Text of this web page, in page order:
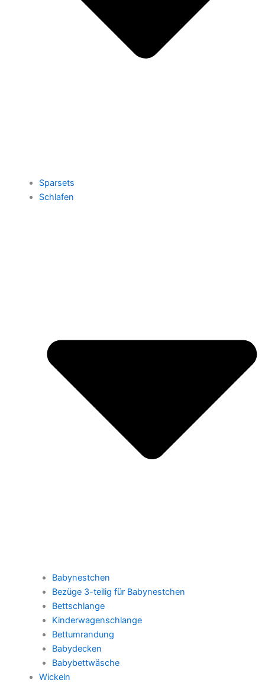
Sparsets
Schlafen
Babynestchen
Bezüge 3-teilig für Babynestchen
Bettschlange
Kinderwagenschlange
Bettumrandung
Babydecken
Babybettwäsche
Wickeln